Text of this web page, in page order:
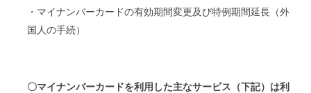
・マイナンバーカードの有効期間変更及び特例期間延長（外
国人の手続）
〇マイナンバーカードを利用した主なサービス（下記）は利